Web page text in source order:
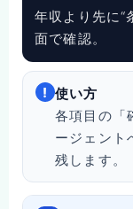
年収より先に“
面で確認。
! 使い方
各項目の「
ージェント
残します。